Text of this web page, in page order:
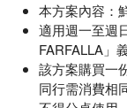
本方案內容：
適用週一至週
FARFALLA」
該方案購買一
同行需消費相